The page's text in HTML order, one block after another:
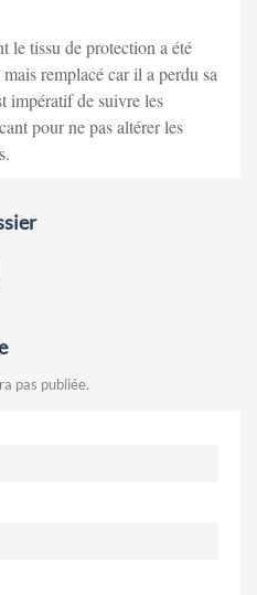
le tissu de protection a été
remplacé car il a perdu sa
impératif de suivre les
pour ne pas altérer les
pas publiée.